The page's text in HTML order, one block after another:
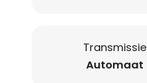
Transmissie
Automaat